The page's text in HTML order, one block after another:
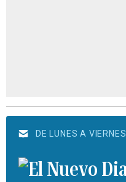
DE LUNES A VIERNES